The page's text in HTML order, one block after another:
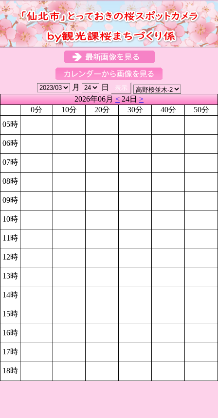
月
日
2026年06月<24日>
0分
10分 20分 30分 40分
50分
05時
06時
07時
08時
09時
10時
11時
12時
13時
14時
15時
16時
17時
18時